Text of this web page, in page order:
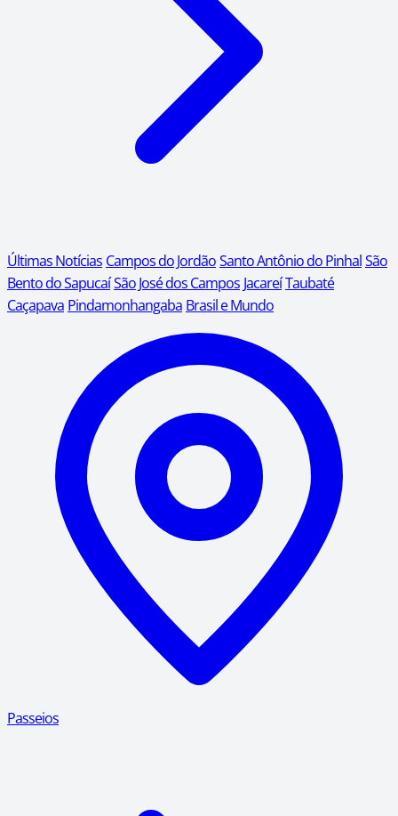
Últimas Notícias Campos do JordãoSanto Antônio do PinhalSão
Bento do SapucaíSão José dos Campos JacareíTaubaté
Caçapava Pindamonhangaba Brasil e Mundo
Passeios